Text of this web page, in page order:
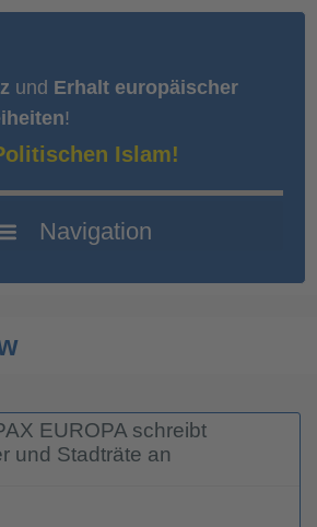
und Erhalt europäischer
!
Islam!
EUROPA schreibt
und Stadträte an